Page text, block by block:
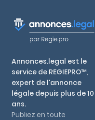
Annonces.legal est le
service de REGIEPRO™,
expert de l'annonce
légale depuis plus de 10
ans.
Publiez en toute